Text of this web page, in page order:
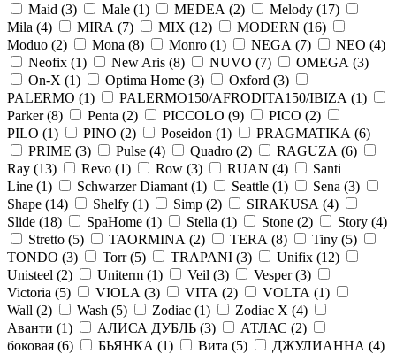
Maid (3) Male (1) MEDEA (2) Melody (17)
Mila (4) MIRA (7) MIX (12) MODERN (16)
Moduo (2) Mona (8) Monro (1) NEGA (7) NEO (4)
Neofix (1) New Aris (8) NUVO (7) OMEGA (3)
On-X (1) Optima Home (3) Oxford (3)
PALERMO (1) PALERMO150/AFRODITA150/IBIZA (1)
Parker (8) Penta (2) PICCOLO (9) PICO (2)
PILO (1) PINO (2) Poseidon (1) PRAGMATIKA (6)
PRIME (3) Pulse (4) Quadro (2) RAGUZA (6)
Ray (13) Revo (1) Row (3) RUAN (4)
Santi
Line (1) Schwarzer Diamant (1) Seattle (1) Sena (3)
Shape (14) Shelfy (1) Simp (2) SIRAKUSA (4)
Slide (18) SpaHome (1) Stella (1) Stone (2) Story (4)
Stretto (5) TAORMINA (2) TERA (8) Tiny (5)
TONDO (3) Torr (5) TRAPANI (3) Unifix (12)
Unisteel (2) Uniterm (1) Veil (3) Vesper (3)
Victoria (5) VIOLA (3) VITA (2) VOLTA (1)
Wall (2) Wash (5) Zodiac (1) Zodiac X (4)
Аванти (1) АЛИСА ДУБЛЬ (3) АТЛАС (2)
боковая (6) БЬЯНКА (1) Вита (5) ДЖУЛИАННА (4)